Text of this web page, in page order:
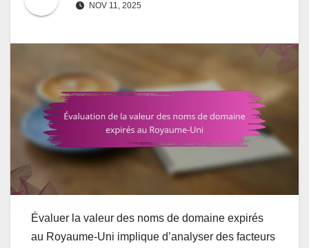
NOV 11, 2025
Évaluer la valeur des noms de domaine expirés
au Royaume-Uni implique d’analyser des facteurs